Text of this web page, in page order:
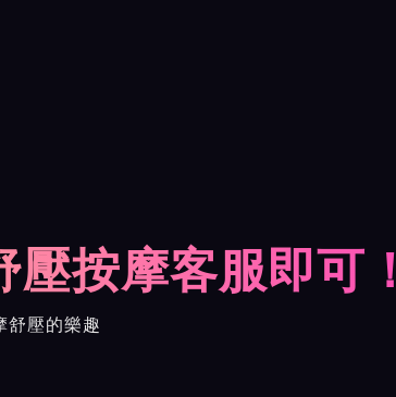
按摩客服即可！
舒壓的樂趣